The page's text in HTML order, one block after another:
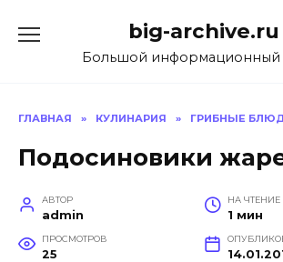
содержанию
big-archive.ru
Большой информационный
ГЛАВНАЯ » КУЛИНАРИЯ » ГРИБНЫЕ
Подосиновики
АВТОР
admin
НА ЧТЕНИЕ
1 мин
ПРОСМОТРОВ
25